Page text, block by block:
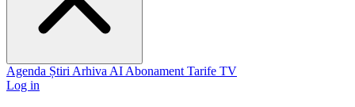
Agenda Știri Arhiva AI Abonament Tarife TV
Log in